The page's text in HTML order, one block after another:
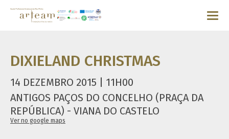
DIXIELAND CHRISTMAS
14 DEZEMBRO 2015 | 11H00
ANTIGOS PAÇOS DO CONCELHO (PRAÇA DA
REPÚBLICA) - VIANA DO CASTELO
Ver no google maps